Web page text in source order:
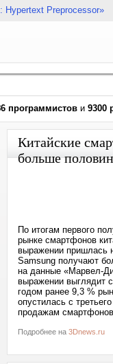
Hypertext Preprocessor»
программистов и 9300
Китайские
больше
По итогам первого
рынке смартфонов
выражении пришлась
Samsung получают
на данные «Марвел-
выражении выглядит
годом ранее 9,3 %
опустилась с
продажам
Подробнее на 3Dnews.ru